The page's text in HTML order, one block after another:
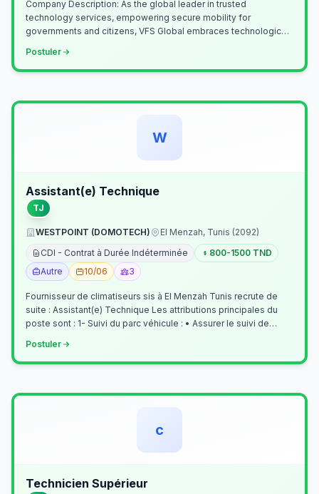
Company Description: As the global leader in trusted
technology services, empowering secure mobility for
governments and citizens, VFS Global embraces technological
Postuler
W
Assistant(e) Technique
TJ
WESTPOINT (DOMOTECH)
El Menzah, Tunis (2092)
CDI - Contrat à Durée Indéterminée
800-1500 TND
Autre
10/06 3
Fournisseur de climatiseurs sis à El Menzah Tunis recrute de
suite : Assistant(e) Technique Les attributions principales du
poste sont : 1- Suivi du parc véhicule : • Assurer le suivi de
Postuler
c
Technicien Supérieur